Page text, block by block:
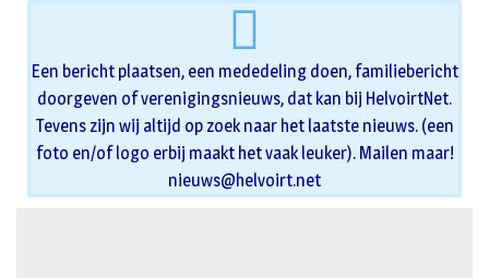
Een bericht plaatsen, een mededeling doen, familiebericht
doorgeven of verenigingsnieuws, dat kan bij HelvoirtNet.
Tevens zijn wij altijd op zoek naar het laatste nieuws. (een
foto en/of logo erbij maakt het vaak leuker). Mailen maar!
nieuws@helvoirt.net